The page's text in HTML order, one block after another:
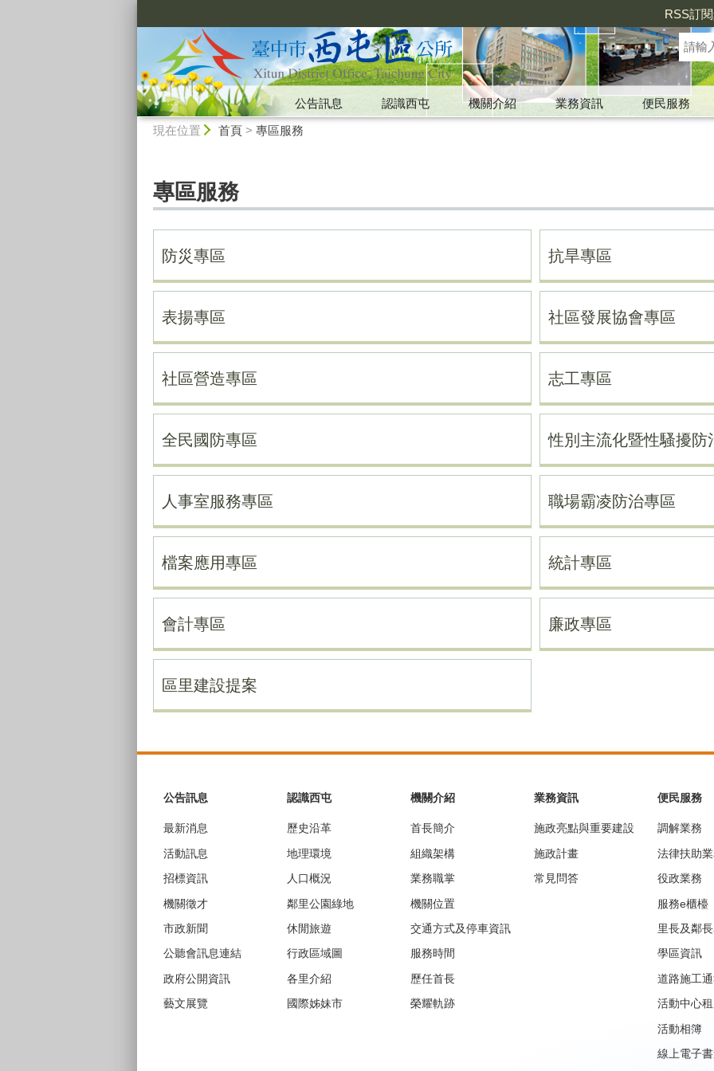
RSS訂
公告訊息 認識西屯 機關介紹 業務資訊
便民服務
現在位置 首頁> 專區服務
專區服務
防災專區 抗旱專區
表揚專區 社區發展協會專區
社區營造專區 志工專區
全民國防專區 性別主流化暨性騷擾防
人事室服務專區 職場霸凌防治專區
檔案應用專區 統計專區
會計專區 廉政專區
區里建設提案
公告訊息
最新消息
活動訊息
招標資訊
機關徵才
市政新聞
公聽會訊息連結
政府公開資訊
藝文展覽
認識西屯
歷史沿革
地理環境
人口概況
鄰里公園綠地
休閒旅遊
行政區域圖
各里介紹
國際姊妹市
機關介紹
首長簡介
組織架構
業務職掌
機關位置
交通方式及停車資訊
服務時間
歷任首長
榮耀軌跡
業務資訊
施政亮點與重要建設
施政計畫
常見問答
便民服務
調解業務
法律扶助
役政業務
服務e櫃檯
里長及鄰
學區資訊
道路施工
活動中心
活動相簿
線上電子